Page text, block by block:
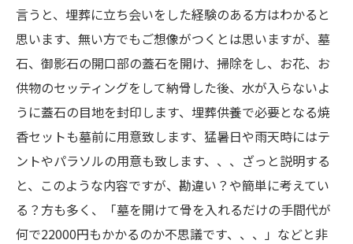
言うと、埋葬に立ち会いをした経験のある方はわかると
思います、無い方でもご想像がつくとは思いますが、墓
石、御影石の開口部の蓋石を開け、掃除をし、お花、お
供物のセッティングをして納骨した後、水が入らないよ
うに蓋石の目地を封印します、埋葬供養で必要となる焼
香セットも墓前に用意致します、猛暑日や雨天時にはテ
ントやパラソルの用意も致します、、、ざっと説明する
と、このような内容ですが、勘違い？や簡単に考えてい
る？方も多く、「墓を開けて骨を入れるだけの手間代が
何で22000円もかかるのか不思議です、、、」などと非